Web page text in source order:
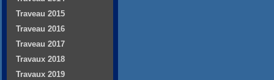
Traveau 2015
Traveau 2016
Traveau 2017
Travaux 2018
Travaux 2019